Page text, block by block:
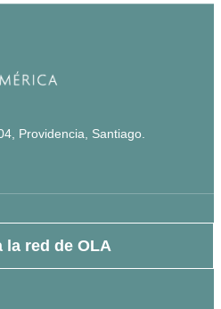
Providencia, Santiago.
la red de OLA